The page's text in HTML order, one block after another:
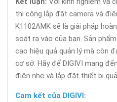
thi công lắp đặt camera và
K1102AMK sẽ là giải pháp
soát ra vào của bạn. Sản
cao hiệu quả quản lý mà còn
cơ sở. Hãy để DIGIVI mang
điện nhẹ và lắp đặt thiết bị
Cam kết của DIGIVI: